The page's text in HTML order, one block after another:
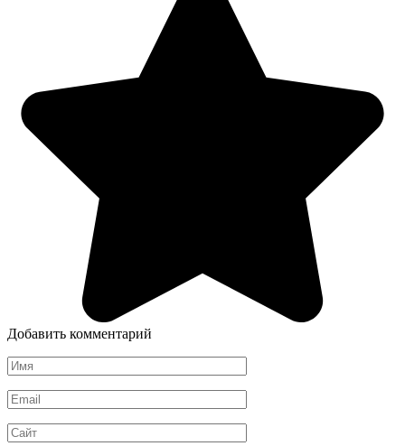
Добавить комментарий
Имя
*
Email
*
Сайт